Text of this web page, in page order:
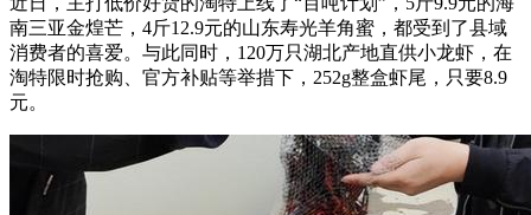
南三亚金煌芒，4斤12.9元的山东寿光羊角蜜，都受到了县域
消费者的喜爱。与此同时，120万只湖北产地直供小龙虾，在
淘特限时抢购、官方补贴等举措下，252g整盒虾尾，只要8.9
元。